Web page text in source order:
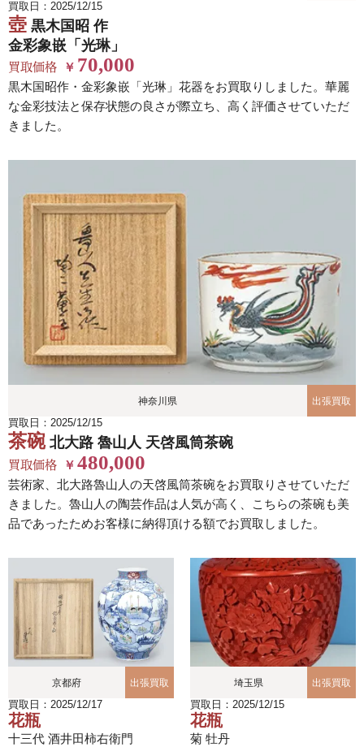
買取日：2025/12/15
壺 黒木国昭 作
金彩象嵌「光琳」
買取価格 ￥ 70,000
黒木国昭作・金彩象嵌「光琳」花器をお買取りしました。華麗
な金彩技法と保存状態の良さが際立ち、高く評価させていただ
きました。
神奈川県 出張買取
買取日：2025/12/15
茶碗 北大路 魯山人 天啓風筒茶碗
買取価格 ￥ 480,000
芸術家、北大路魯山人の天啓風筒茶碗をお買取りさせていただ
きました。魯山人の陶芸作品は人気が高く、こちらの茶碗も美
品であったためお客様に納得頂ける額でお買取しました。
京都府 出張買取
買取日：2025/12/17
花瓶
十三代 酒井田柿右衛門
埼玉県 出張買取
買取日：2025/12/15
花瓶
菊 牡丹